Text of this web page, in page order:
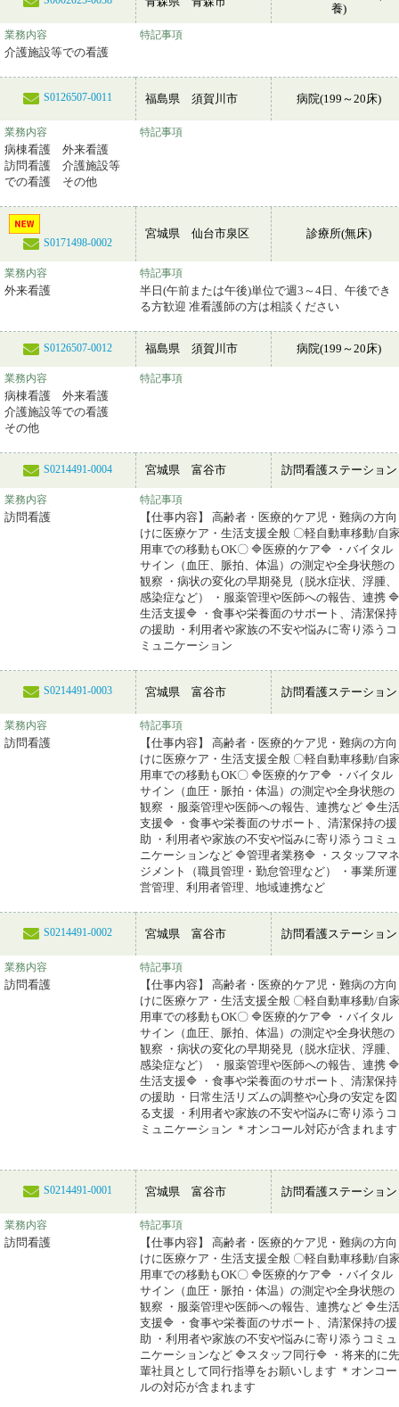
養)
業務内容
介護施設等での看護
特記事項
S0126507-0011 福島県 須賀川市 病院(199～20床)
業務内容
病棟看護 外来看護
訪問看護 介護施設等
での看護 その他
特記事項
S0171498-0002
宮城県 仙台市泉区 診療所(無床)
業務内容
外来看護
特記事項
半日(午前または午後)単位で週3～4日、午後でき
る方歓迎 准看護師の方は相談ください
S0126507-0012 福島県 須賀川市 病院(199～20床)
業務内容
病棟看護 外来看護
介護施設等での看護
その他
特記事項
S0214491-0004 宮城県 富谷市 訪問看護ステーション
業務内容
訪問看護
特記事項
【仕事内容】 高齢者・医療的ケア児・難病の方向
けに医療ケア・生活支援全般 〇軽自動車移動/自
用車での移動もOK〇 🔷医療的ケア🔷 ・バイタル
サイン（血圧、脈拍、体温）の測定や全身状態の
観察 ・病状の変化の早期発見（脱水症状、浮腫、
感染症など） ・服薬管理や医師への報告、連携 🔷
生活支援🔷 ・食事や栄養面のサポート、清潔保持
の援助 ・利用者や家族の不安や悩みに寄り添うコ
ミュニケーション
S0214491-0003 宮城県 富谷市 訪問看護ステーション
業務内容
訪問看護
特記事項
【仕事内容】 高齢者・医療的ケア児・難病の方向
けに医療ケア・生活支援全般 〇軽自動車移動/自
用車での移動もOK〇 🔷医療的ケア🔷 ・バイタル
サイン（血圧・脈拍・体温）の測定や全身状態の
観察 ・服薬管理や医師への報告、連携など 🔷生活
支援🔷 ・食事や栄養面のサポート、清潔保持の援
助 ・利用者や家族の不安や悩みに寄り添うコミュ
ニケーションなど 🔷管理者業務🔷 ・スタッフマネ
ジメント（職員管理・勤怠管理など） ・事業所運
営管理、利用者管理、地域連携など
S0214491-0002 宮城県 富谷市 訪問看護ステーション
業務内容
訪問看護
特記事項
【仕事内容】 高齢者・医療的ケア児・難病の方向
けに医療ケア・生活支援全般 〇軽自動車移動/自
用車での移動もOK〇 🔷医療的ケア🔷 ・バイタル
サイン（血圧、脈拍、体温）の測定や全身状態の
観察 ・病状の変化の早期発見（脱水症状、浮腫、
感染症など） ・服薬管理や医師への報告、連携 🔷
生活支援🔷 ・食事や栄養面のサポート、清潔保持
の援助 ・日常生活リズムの調整や心身の安定を図
る支援 ・利用者や家族の不安や悩みに寄り添うコ
ミュニケーション ＊オンコール対応が含まれます
S0214491-0001 宮城県 富谷市 訪問看護ステーション
業務内容
訪問看護
特記事項
【仕事内容】 高齢者・医療的ケア児・難病の方向
けに医療ケア・生活支援全般 〇軽自動車移動/自
用車での移動もOK〇 🔷医療的ケア🔷 ・バイタル
サイン（血圧・脈拍・体温）の測定や全身状態の
観察 ・服薬管理や医師への報告、連携など 🔷生活
支援🔷 ・食事や栄養面のサポート、清潔保持の援
助 ・利用者や家族の不安や悩みに寄り添うコミュ
ニケーションなど 🔷スタッフ同行🔷 ・将来的に先
輩社員として同行指導をお願いします ＊オンコー
ルの対応が含まれます